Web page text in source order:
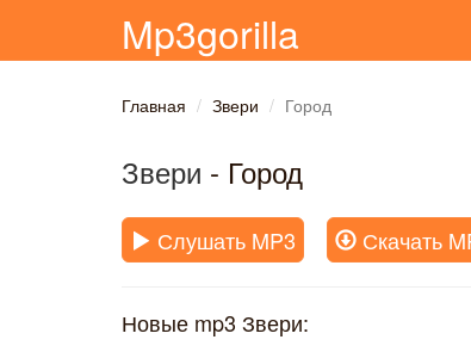
Mp3gorilla
Главная Звери Город
Звери - Город
Слушать MP3 Скачать
Новые mp3 Звери: